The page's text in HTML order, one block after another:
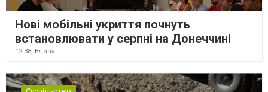
Нові мобільні укриття почнуть
встановлювати у серпні на Донеччині
12:38, Вчора